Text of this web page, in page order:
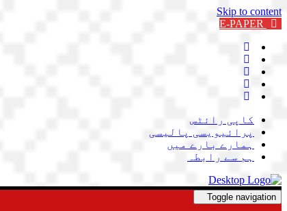
Skip to content
کاپی رائٹس
پرائیویسی پالیسی
ہمارے بارے میں
ہم سے رابطہ
Toggle navigation